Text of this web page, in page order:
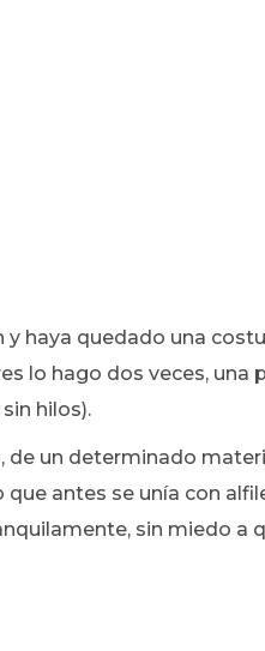
y haya quedado una
lo hago dos veces, una
hilos).
de un determinado
antes se unía con
sin miedo a